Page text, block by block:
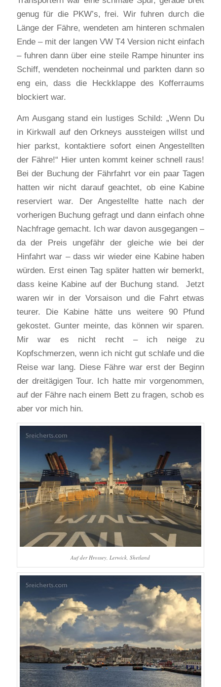
genug für die PKW’s, frei. Wir fuhren durch die
Länge der Fähre, wendeten am hinteren schmalen
Ende – mit der langen VW T4 Version nicht einfach
– fuhren dann über eine steile Rampe hinunter ins
Schiff, wendeten nocheinmal und parkten dann so
eng ein, dass die Heckklappe des Kofferraums
blockiert war.
Am Ausgang stand ein lustiges Schild: „Wenn Du
in Kirkwall auf den Orkneys aussteigen willst und
hier parkst, kontaktiere sofort einen Angestellten
der Fähre!“ Hier unten kommt keiner schnell raus!
Bei der Buchung der Fährfahrt vor ein paar Tagen
hatten wir nicht darauf geachtet, ob eine Kabine
reserviert war. Der Angestellte hatte nach der
vorherigen Buchung gefragt und dann einfach ohne
Nachfrage gemacht. Ich war davon ausgegangen –
da der Preis ungefähr der gleiche wie bei der
Hinfahrt war – dass wir wieder eine Kabine haben
würden. Erst einen Tag später hatten wir bemerkt,
dass keine Kabine auf der Buchung stand. Jetzt
waren wir in der Vorsaison und die Fahrt etwas
teurer. Die Kabine hätte uns weitere 90 Pfund
gekostet. Gunter meinte, das können wir sparen.
Mir war es nicht recht – ich neige zu
Kopfschmerzen, wenn ich nicht gut schlafe und die
Reise war lang. Diese Fähre war erst der Beginn
der dreitägigen Tour. Ich hatte mir vorgenommen,
auf der Fähre nach einem Bett zu fragen, schob es
aber vor mich hin.
Auf der Hrossey, Lerwick, Shetland